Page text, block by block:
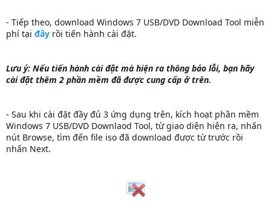
- Tiếp theo, download Windows 7 USB/DVD Download Tool miễn
phí tại đây rồi tiến hành cài đặt.
Lưu ý: Nếu tiến hành cài đặt mà hiện ra thông báo lỗi, bạn hãy
cài đặt thêm 2 phần mềm đã được cung cấp ở trên.
- Sau khi cài đặt đầy đủ 3 ứng dụng trên, kích hoạt phần mềm
Windows 7 USB/DVD Downlaod Tool, từ giao diện hiện ra, nhấn
nút Browse, tìm đến file iso đã download được từ trước rồi
nhấn Next.